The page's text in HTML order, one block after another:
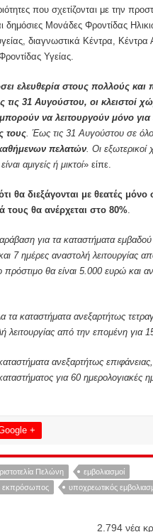
που σχετίζονται με την
δημόσιες Μονάδες Φροντίδας
διαγνωστικά Κέντρα,
Υγείας.
ελευθερία στους πολλούς
τις 31 Αυγούστου, οι κλειστοί
να λειτουργούν μόνο
τους. Έως τις 31 Αυγούστου σε
πελατών. Οι εξωτερικοί
αμιγείς ή μικτοί» είπε.
θα διεξάγονται με θεατές μόνο
τους θα ανέρχεται στο 80%.
για τα καταστήματα
7 ημέρες αναστολή λειτουργίας
θα είναι 5.000 ευρώ και
καταστήματα ανεξαρτήτως
λειτουργίας από την επομένη για
ανεξαρτήτως
για 60 ημερολογιακές
+
Πελώνη
εμβολιασμοί
εκπρόσωπος υποχρεωτικός
2.794 νέα